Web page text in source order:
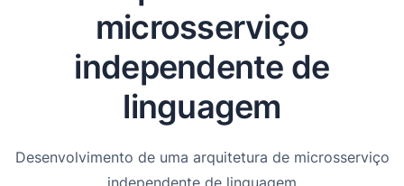
microsserviço
independente de
linguagem
Desenvolvimento de uma arquitetura de microsserviço
independente de linguagem